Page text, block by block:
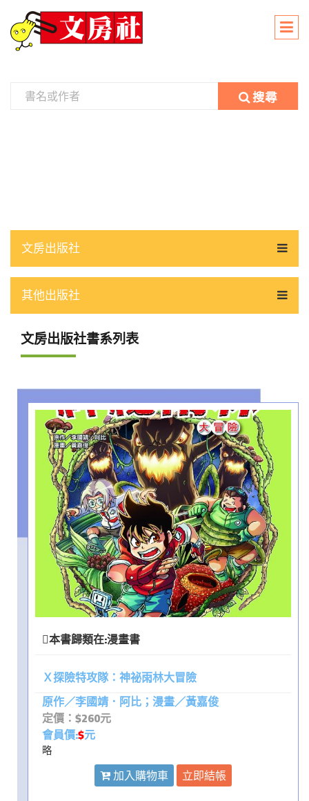
搜尋
文房出版社
其他出版社
文房出版社書系列表
本書歸類在:漫畫書
Ｘ探險特攻隊：神祕雨林大冒險
原作／李國靖．阿比；漫畫／黃嘉俊
定價：$260元
會員價:$元
略
加入購物車 立即結帳